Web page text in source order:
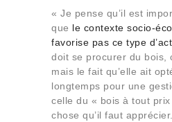
« Je pense qu’il est
que le contexte socio-
favorise pas ce type
doit se procurer du bois,
mais le fait qu’elle ait
longtemps pour une
celle du « bois à tout
chose qu’il faut